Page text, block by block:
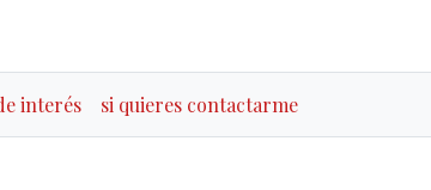
interés si quieres contactarme